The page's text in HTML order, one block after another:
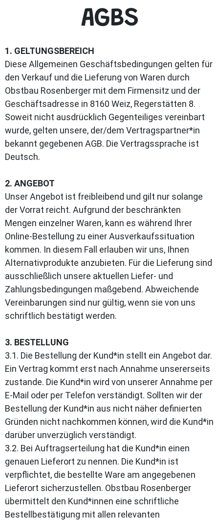
AGBS
1. GELTUNGSBEREICH
Diese Allgemeinen Geschäftsbedingungen gelten für
den Verkauf und die Lieferung von Waren durch
Obstbau Rosenberger mit dem Firmensitz und der
Geschäftsadresse in 8160 Weiz, Regerstätten 8.
Soweit nicht ausdrücklich Gegenteiliges vereinbart
wurde, gelten unsere, der/dem Vertragspartner*in
bekannt gegebenen AGB. Die Vertragssprache ist
Deutsch.
2. ANGEBOT
Unser Angebot ist freibleibend und gilt nur solange
der Vorrat reicht. Aufgrund der beschränkten
Mengen einzelner Waren, kann es während Ihrer
Online-Bestellung zu einer Ausverkaufssituation
kommen. In diesem Fall erlauben wir uns, Ihnen
Alternativprodukte anzubieten. Für die Lieferung sind
ausschließlich unsere aktuellen Liefer- und
Zahlungsbedingungen maßgebend. Abweichende
Vereinbarungen sind nur gültig, wenn sie von uns
schriftlich bestätigt werden.
3. BESTELLUNG
3.1. Die Bestellung der Kund*in stellt ein Angebot dar.
Ein Vertrag kommt erst nach Annahme unsererseits
zustande. Die Kund*in wird von unserer Annahme per
E-Mail oder per Telefon verständigt. Sollten wir der
Bestellung der Kund*in aus nicht näher definierten
Gründen nicht nachkommen können, wird die Kund*in
darüber unverzüglich verständigt.
3.2. Bei Auftragserteilung hat die Kund*in einen
genauen Lieferort zu nennen. Die Kund*in ist
verpflichtet, die bestellte Ware am angegebenen
Lieferort sicherzustellen. Obstbau Rosenberger
übermittelt den Kund*innen eine schriftliche
Bestellbestätigung mit allen relevanten